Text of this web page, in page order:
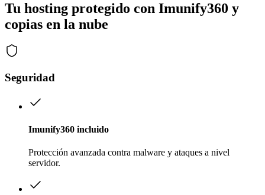
Tu hosting protegido con Imunify360 y
copias en la nube
Seguridad
Imunify360 incluido
Protección avanzada contra malware y ataques a nivel
servidor.